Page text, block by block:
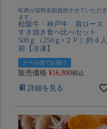
松商が送料全額負担させていただき
ます。
松阪牛・神戸牛 肩ロース
すき焼き食べ比べセット
500ｇ（250ｇ×２Ｐ）約４人
前【冷凍】
クール便でお届け
販売価格 ¥16,800税込
詳細を見る